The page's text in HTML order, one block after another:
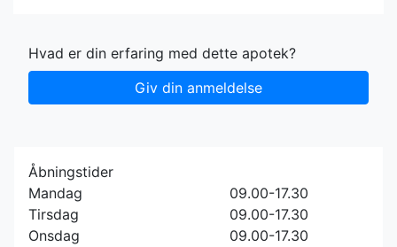
Hvad er din erfaring med dette apotek?
Giv din anmeldelse
Åbningstider
Mandag
09.00-17.30
Tirsdag
09.00-17.30
Onsdag
09.00-17.30